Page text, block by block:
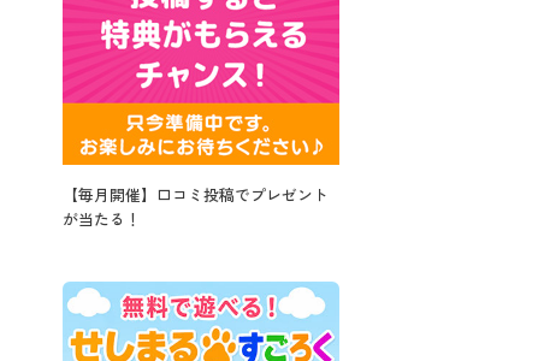
【毎月開催】口コミ投稿でプレゼント
が当たる！